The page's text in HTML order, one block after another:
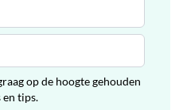
op de hoogte gehouden
en tips.